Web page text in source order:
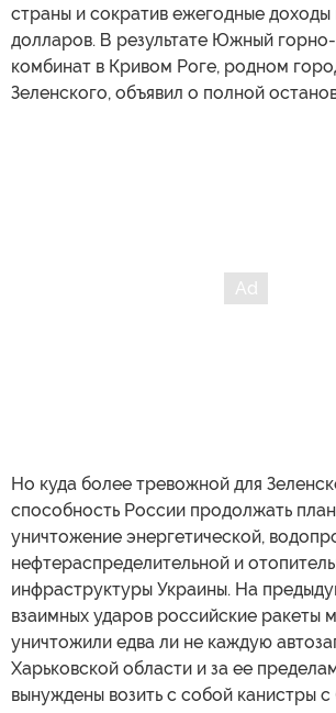
страны и сократив ежегодные
долларов. В результате Южный
комбинат в Кривом Роге, родном
Зеленского, объявил о полной
Но куда более тревожной для
способность России продолжать
уничтожение энергетической,
нефтераспределительной и
инфраструктуры Украины. На
взаимных ударов российские ракеты
уничтожили едва ли не каждую
Харьковской области и за ее
вынуждены возить с собой канистры